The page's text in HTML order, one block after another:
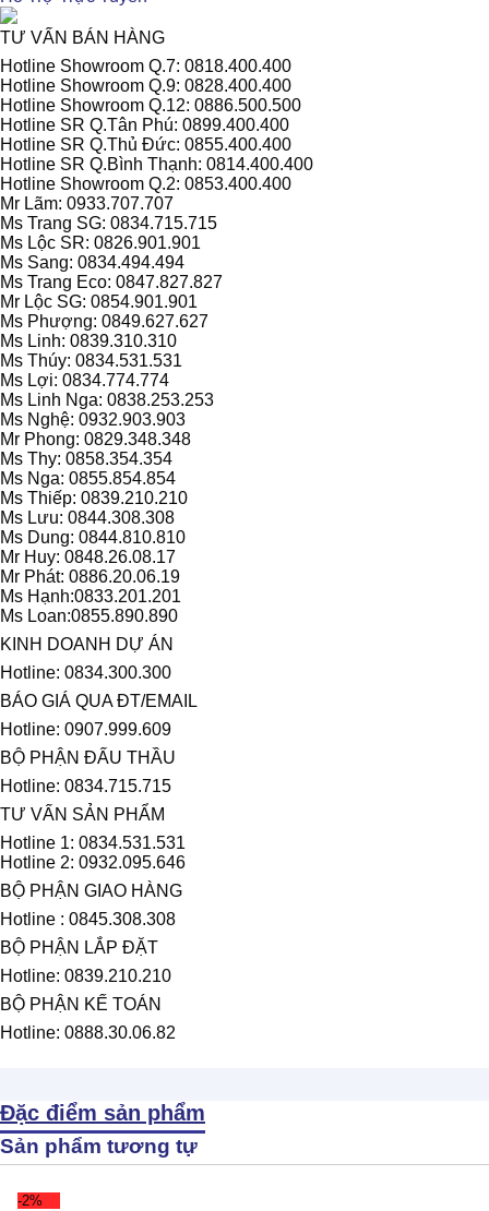
TƯ VẤN BÁN HÀNG
Hotline Showroom Q.7: 0818.400.400
Hotline Showroom Q.9: 0828.400.400
Hotline Showroom Q.12: 0886.500.500
Hotline SR Q.Tân Phú: 0899.400.400
Hotline SR Q.Thủ Đức: 0855.400.400
Hotline SR Q.Bình Thạnh: 0814.400.400
Hotline Showroom Q.2: 0853.400.400
Mr Lãm: 0933.707.707
Ms Trang SG: 0834.715.715
Ms Lộc SR: 0826.901.901
Ms Sang: 0834.494.494
Ms Trang Eco: 0847.827.827
Mr Lộc SG: 0854.901.901
Ms Phượng: 0849.627.627
Ms Linh: 0839.310.310
Ms Thúy: 0834.531.531
Ms Lợi: 0834.774.774
Ms Linh Nga: 0838.253.253
Ms Nghệ: 0932.903.903
Mr Phong: 0829.348.348
Ms Thy: 0858.354.354
Ms Nga: 0855.854.854
Ms Thiếp: 0839.210.210
Ms Lưu: 0844.308.308
Ms Dung: 0844.810.810
Mr Huy: 0848.26.08.17
Mr Phát: 0886.20.06.19
Ms Hạnh:0833.201.201
Ms Loan:0855.890.890
KINH DOANH DỰ ÁN
Hotline: 0834.300.300
BÁO GIÁ QUA ĐT/EMAIL
Hotline: 0907.999.609
BỘ PHẬN ĐẤU THẦU
Hotline: 0834.715.715
TƯ VẤN SẢN PHẨM
Hotline 1: 0834.531.531
Hotline 2: 0932.095.646
BỘ PHẬN GIAO HÀNG
Hotline : 0845.308.308
BỘ PHẬN LẮP ĐẶT
Hotline: 0839.210.210
BỘ PHẬN KẾ TOÁN
Hotline: 0888.30.06.82
Đặc điểm sản phẩm
Sản phẩm tương tự
-2%